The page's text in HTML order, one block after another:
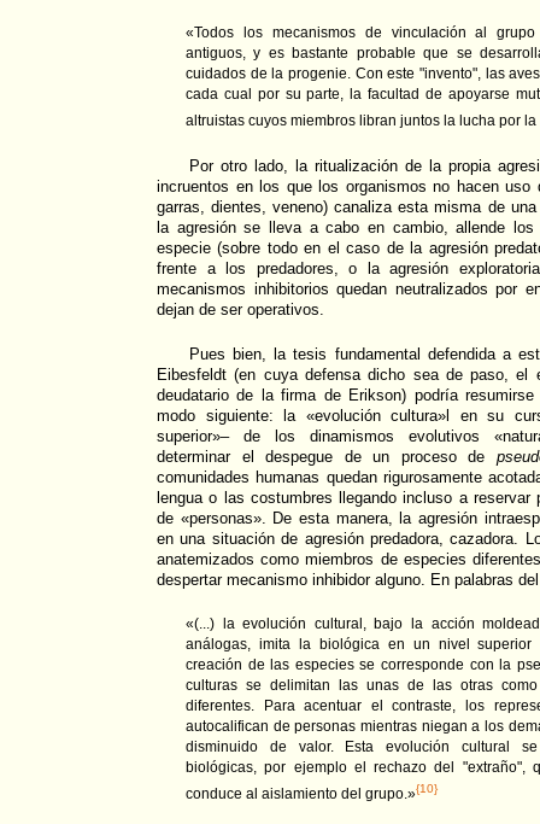
«Todos los mecanismos de vinculación al
antiguos, y es bastante probable que se
cuidados de la progenie. Con este "invento", las
cada cual por su parte, la facultad de apoyarse
altruistas cuyos miembros libran juntos la lucha por
Por otro lado, la ritualización de la propia
incruentos en los que los organismos no hacen
garras, dientes, veneno) canaliza esta misma de
la agresión se lleva a cabo en cambio, allende
especie (sobre todo en el caso de la agresión
frente a los predadores, o la agresión
mecanismos inhibitorios quedan neutralizados por
dejan de ser operativos.
Pues bien, la tesis fundamental defendida a
Eibesfeldt (en cuya defensa dicho sea de paso, el
deudatario de la firma de Erikson) podría
modo siguiente: la «evolución cultura»l en su
superior»– de los dinamismos evolutivos
determinar el despegue de un proceso de
comunidades humanas quedan rigurosamente
lengua o las costumbres llegando incluso a
de «personas». De esta manera, la agresión
en una situación de agresión predadora, cazadora.
anatemizados como miembros de especies
despertar mecanismo inhibidor alguno. En palabras
«(...) la evolución cultural, bajo la acción
análogas, imita la biológica en un nivel superior
creación de las especies se corresponde con la
culturas se delimitan las unas de las otras
diferentes. Para acentuar el contraste, los
autocalifican de personas mientras niegan a los
disminuido de valor. Esta evolución cultural
biológicas, por ejemplo el rechazo del "extraño",
conduce al aislamiento del grupo.»{10}